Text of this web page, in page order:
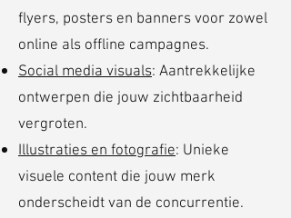
flyers, posters en banners voor zowel
online als offline campagnes.
Social media visuals: Aantrekkelijke
ontwerpen die jouw zichtbaarheid
vergroten.
Illustraties en fotografie: Unieke
visuele content die jouw merk
onderscheidt van de concurrentie.